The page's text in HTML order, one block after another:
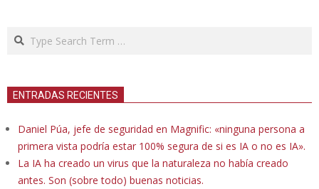
Search
ENTRADAS RECIENTES
Daniel Púa, jefe de seguridad en Magnific: «ninguna persona a
primera vista podría estar 100% segura de si es IA o no es IA».
La IA ha creado un virus que la naturaleza no había creado
antes. Son (sobre todo) buenas noticias.